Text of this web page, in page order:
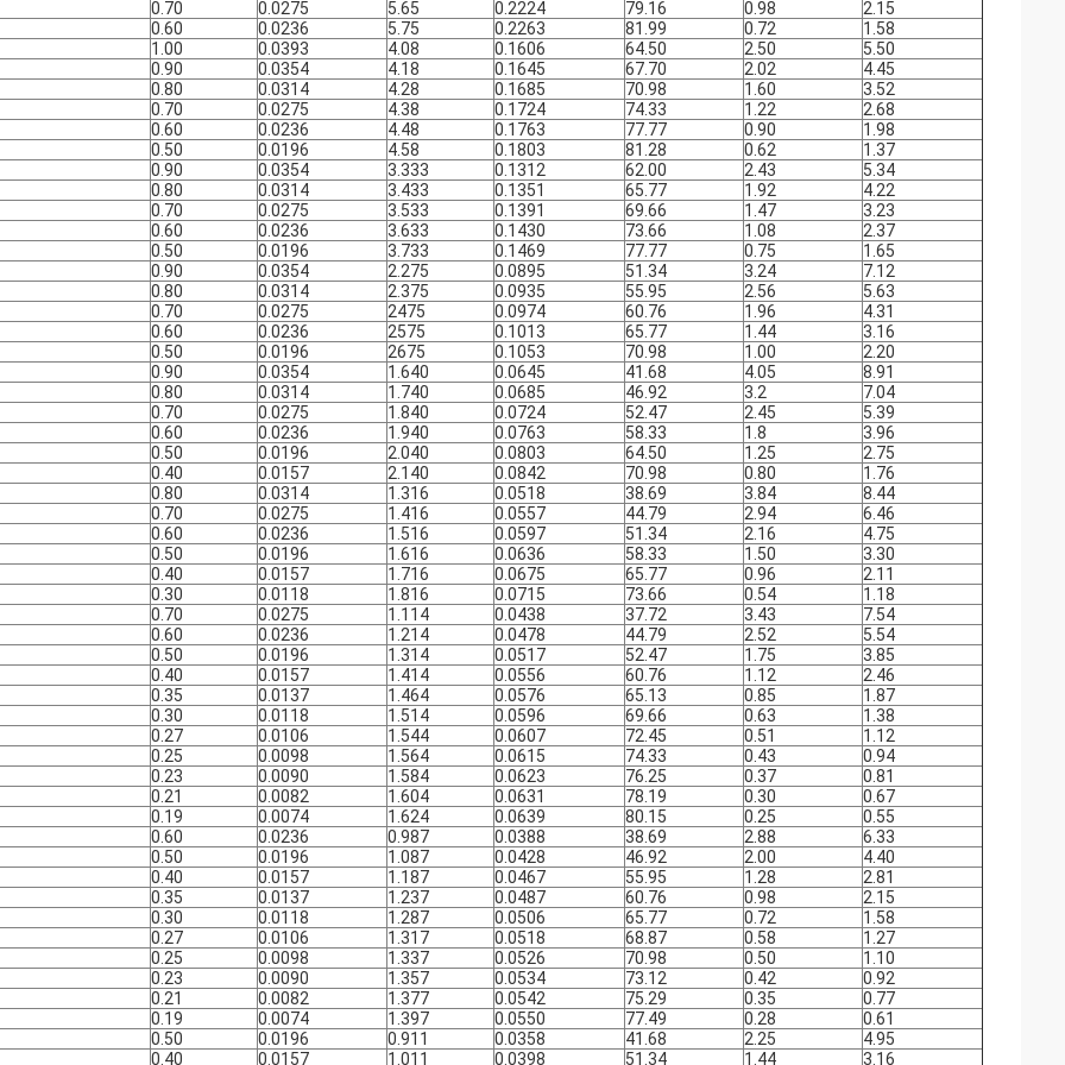
0.70 0.0275 5.65 0.2224 79.16 0.98
2.15
0.60 0.0236 5.75 0.2263 81.99 0.72
1.58
1.00 0.0393 4.08 0.1606 64.50 2.50
5.50
0.90 0.0354 4.18 0.1645 67.70 2.02
4.45
0.80 0.0314 4.28 0.1685 70.98 1.60
3.52
0.70 0.0275 4.38 0.1724 74.33 1.22
2.68
0.60 0.0236 4.48 0.1763 77.77 0.90
1.98
0.50 0.0196 4.58 0.1803 81.28 0.62
1.37
0.90 0.0354 3.333 0.1312 62.00 2.43
5.34
0.80 0.0314 3.433 0.1351 65.77 1.92
4.22
0.70 0.0275 3.533 0.1391 69.66 1.47
3.23
0.60 0.0236 3.633 0.1430 73.66 1.08
2.37
0.50 0.0196 3.733 0.1469 77.77 0.75
1.65
0.90 0.0354 2.275 0.0895 51.34 3.24
7.12
0.80 0.0314 2.375 0.0935 55.95 2.56
5.63
0.70 0.0275 2475 0.0974 60.76 1.96
4.31
0.60 0.0236 2575 0.1013 65.77 1.44
3.16
0.50 0.0196 2675 0.1053 70.98 1.00
2.20
0.90 0.0354 1.640 0.0645 41.68 4.05
8.91
0.80 0.0314 1.740 0.0685 46.92 3.2
7.04
0.70 0.0275 1.840 0.0724 52.47 2.45
5.39
0.60 0.0236 1.940 0.0763 58.33 1.8
3.96
0.50 0.0196 2.040 0.0803 64.50 1.25
2.75
0.40 0.0157 2.140 0.0842 70.98 0.80
1.76
0.80 0.0314 1.316 0.0518 38.69 3.84
8.44
0.70 0.0275 1.416 0.0557 44.79 2.94
6.46
0.60 0.0236 1.516 0.0597 51.34 2.16
4.75
0.50 0.0196 1.616 0.0636 58.33 1.50
3.30
0.40 0.0157 1.716 0.0675 65.77 0.96
2.11
0.30 0.0118 1.816 0.0715 73.66 0.54
1.18
0.70 0.0275 1.114 0.0438 37.72 3.43
7.54
0.60 0.0236 1.214 0.0478 44.79 2.52
5.54
0.50 0.0196 1.314 0.0517 52.47 1.75
3.85
0.40 0.0157 1.414 0.0556 60.76 1.12
2.46
0.35 0.0137 1.464 0.0576 65.13 0.85
1.87
0.30 0.0118 1.514 0.0596 69.66 0.63
1.38
0.27 0.0106 1.544 0.0607 72.45 0.51
1.12
0.25 0.0098 1.564 0.0615 74.33 0.43
0.94
0.23 0.0090 1.584 0.0623 76.25 0.37
0.81
0.21 0.0082 1.604 0.0631 78.19 0.30
0.67
0.19 0.0074 1.624 0.0639 80.15 0.25
0.55
0.60 0.0236 0.987 0.0388 38.69 2.88
6.33
0.50 0.0196 1.087 0.0428 46.92 2.00
4.40
0.40 0.0157 1.187 0.0467 55.95 1.28
2.81
0.35 0.0137 1.237 0.0487 60.76 0.98
2.15
0.30 0.0118 1.287 0.0506 65.77 0.72
1.58
0.27 0.0106 1.317 0.0518 68.87 0.58
1.27
0.25 0.0098 1.337 0.0526 70.98 0.50
1.10
0.23 0.0090 1.357 0.0534 73.12 0.42
0.92
0.21 0.0082 1.377 0.0542 75.29 0.35
0.77
0.19 0.0074 1.397 0.0550 77.49 0.28
0.61
0.50 0.0196 0.911 0.0358 41.68 2.25
4.95
0.40 0.0157 1.011 0.0398 51.34 1.44 3.16